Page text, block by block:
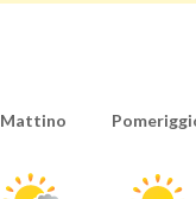
Mattino